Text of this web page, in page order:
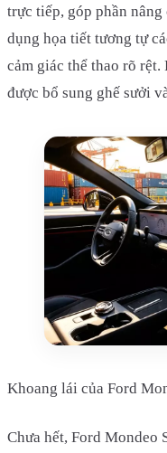
trực tiếp, góp phần
dụng họa tiết tương tự
cảm giác thể thao rõ rệt.
được bổ sung ghế sưởi
Khoang lái của Ford
Chưa hết, Ford Mondeo